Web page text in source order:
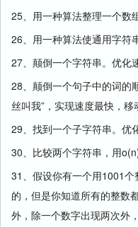
25、用一种算法整理一个数
26、用一种算法使通用字符
27、颠倒一个字符串。优化
28、颠倒一个句子中的词的
丝叫我”，实现速度最快，移
29、找到一个子字符串。优
30、比较两个字符串，用
31、假设你有一个用1001
的，但是你知道所有的整数
外，除一个数字出现两次外